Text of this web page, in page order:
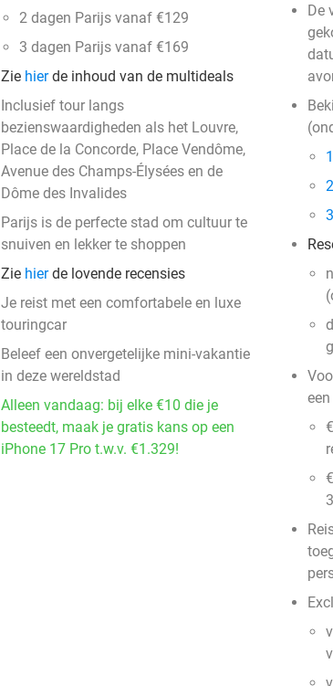
2 dagen Parijs vanaf €129
3 dagen Parijs vanaf €169
Zie hierde inhoud van de multideals
Inclusief tour langs
bezienswaardigheden als het Louvre,
Place de la Concorde, Place Vendôme,
Avenue des Champs-Élysées en de
Dôme des Invalides
Parijs is de perfecte stad om cultuur te
snuiven en lekker te shoppen
Zie hierde lovende recensies
Je reist met een comfortabele en luxe
touringcar
Beleef een onvergetelijke mini-vakantie
in deze wereldstad
Alleen vandaag: bij elke €10 die je
besteedt, maak je gratis kans op een
iPhone 17 Pro t.w.v. €1.329!
De